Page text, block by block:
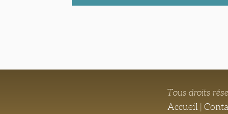
Tous droits
Accueil |